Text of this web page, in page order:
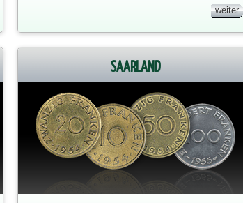
weiter
SAARLAND